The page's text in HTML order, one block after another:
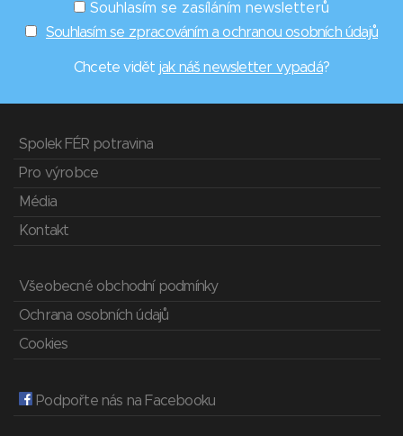
Souhlasím se zasíláním newsletterů
Souhlasím se zpracováním a ochranou osobních údajů
Chcete vidět jak náš newsletter vypadá?
Spolek FÉR potravina
Pro výrobce
Média
Kontakt
Všeobecné obchodní podmínky
Ochrana osobních údajů
Cookies
Podpořte nás na Facebooku